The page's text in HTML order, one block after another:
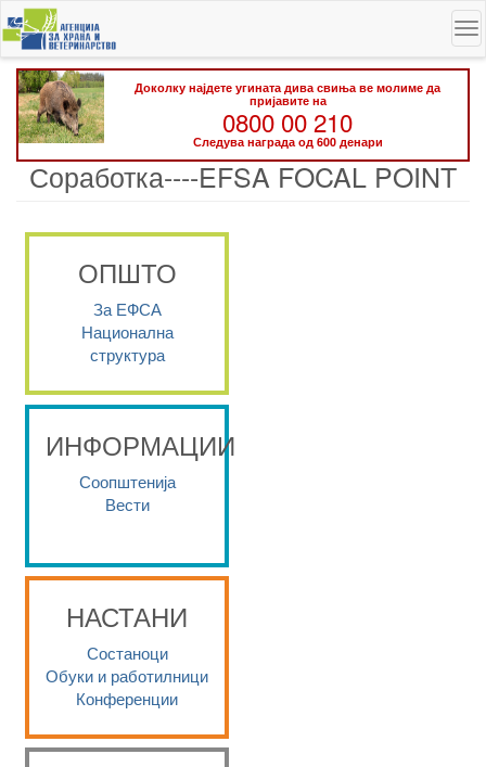
Skip
to
main
content
Доколку најдете угината дива свиња ве молиме да
пријавите на
0800 00 210
Следува награда од 600 денари
Соработка----EFSA FOCAL POINT
ОПШТО
За ЕФСА
Национална
структура
ИНФОРМАЦИИ
Соопштенија
Вести
НАСТАНИ
Состаноци
Обуки и работилници
Конференции